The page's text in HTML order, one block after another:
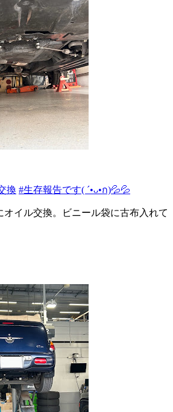
換 #生存報告です( ´•ᴗ•ก)💦💦
イル交換。ビニール袋に古布入れて